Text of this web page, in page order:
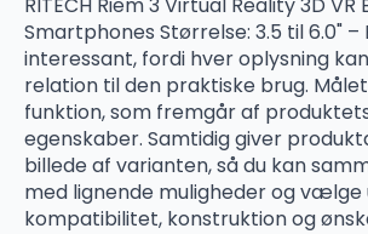
Smartphones Størrelse: 3.5 til 6.0" –
interessant, fordi hver oplysning
relation til den praktiske brug.
funktion, som fremgår af
egenskaber. Samtidig giver
billede af varianten, så du kan
med lignende muligheder og vælge
kompatibilitet, konstruktion og